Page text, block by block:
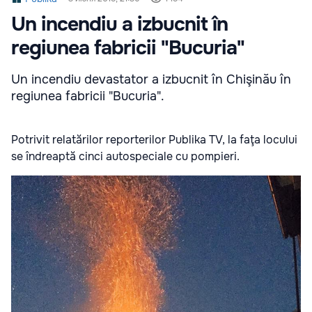
Un incendiu a izbucnit în
regiunea fabricii "Bucuria"
Un incendiu devastator a izbucnit în Chişinău în
regiunea fabricii "Bucuria".
Potrivit relatărilor reporterilor Publika TV, la faţa locului
se îndreaptă cinci autospeciale cu pompieri.